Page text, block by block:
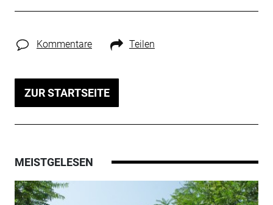
Kommentare Teilen
ZUR STARTSEITE
MEISTGELESEN